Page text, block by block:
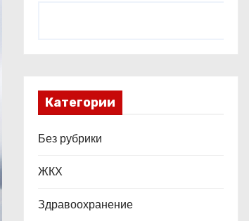
Категории
Без рубрики
ЖКХ
Здравоохранение